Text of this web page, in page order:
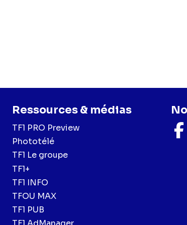
Ressources & médias
TF1 PRO Preview
Phototélé
TF1 Le groupe
TF1+
TF1 INFO
TFOU MAX
TF1 PUB